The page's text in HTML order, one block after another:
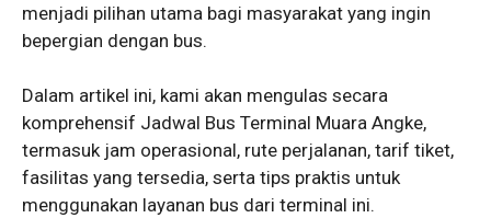
menjadi pilihan utama bagi masyarakat yang ingin
bepergian dengan bus.
Dalam artikel ini, kami akan mengulas secara
komprehensif Jadwal Bus Terminal Muara Angke,
termasuk jam operasional, rute perjalanan, tarif tiket,
fasilitas yang tersedia, serta tips praktis untuk
menggunakan layanan bus dari terminal ini.